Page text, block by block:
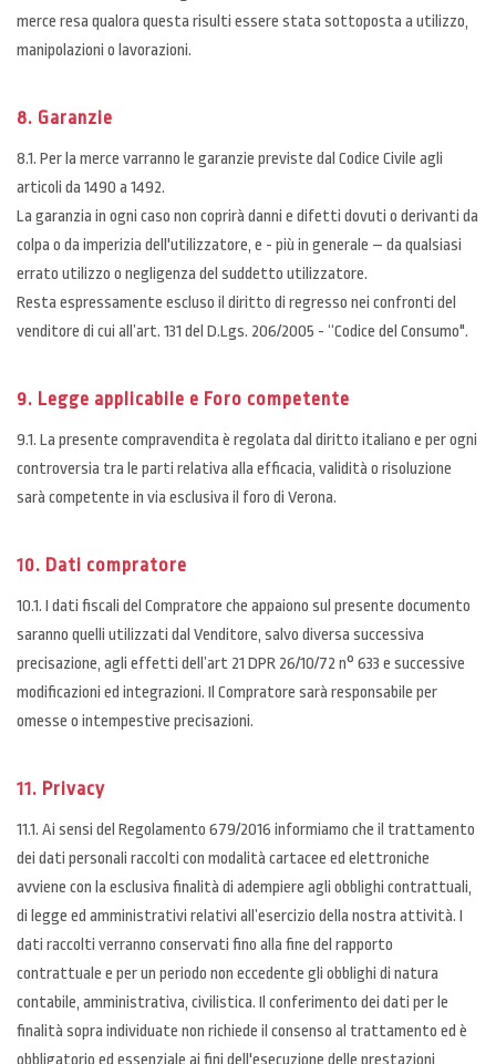
merce resa qualora questa risulti essere stata sottoposta a utilizzo,
manipolazioni o lavorazioni.
8. Garanzie
8.1. Per la merce varranno le garanzie previste dal Codice Civile agli
articoli da 1490 a 1492.
La garanzia in ogni caso non coprirà danni e difetti dovuti o derivanti da
colpa o da imperizia dell'utilizzatore, e - più in generale – da qualsiasi
errato utilizzo o negligenza del suddetto utilizzatore.
Resta espressamente escluso il diritto di regresso nei confronti del
venditore di cui all’art. 131 del D.Lgs. 206/2005 - “Codice del Consumo".
9. Legge applicabile e Foro competente
9.1. La presente compravendita è regolata dal diritto italiano e per ogni
controversia tra le parti relativa alla efficacia, validità o risoluzione
sarà competente in via esclusiva il foro di Verona.
10. Dati compratore
10.1. I dati fiscali del Compratore che appaiono sul presente documento
saranno quelli utilizzati dal Venditore, salvo diversa successiva
precisazione, agli effetti dell’art 21 DPR 26/10/72 n° 633 e successive
modificazioni ed integrazioni. Il Compratore sarà responsabile per
omesse o intempestive precisazioni.
11. Privacy
11.1. Ai sensi del Regolamento 679/2016 informiamo che il trattamento
dei dati personali raccolti con modalità cartacee ed elettroniche
avviene con la esclusiva finalità di adempiere agli obblighi contrattuali,
di legge ed amministrativi relativi all’esercizio della nostra attività. I
dati raccolti verranno conservati fino alla fine del rapporto
contrattuale e per un periodo non eccedente gli obblighi di natura
contabile, amministrativa, civilistica. Il conferimento dei dati per le
finalità sopra individuate non richiede il consenso al trattamento ed è
obbligatorio ed essenziale ai fini dell'esecuzione delle prestazioni